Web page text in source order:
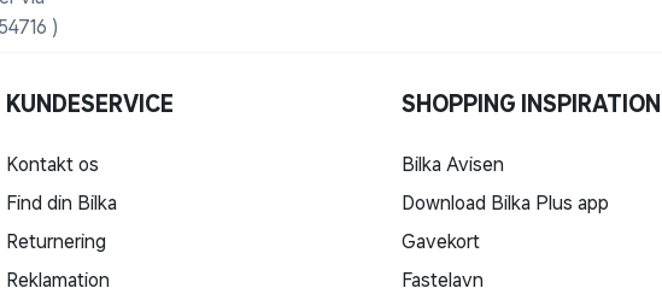
)
KUNDESERVICE
Kontakt os
Find din Bilka
Returnering
Reklamation
SHOPPING INSPIRATION
Bilka Avisen
Download Bilka Plus app
Gavekort
Fastelavn